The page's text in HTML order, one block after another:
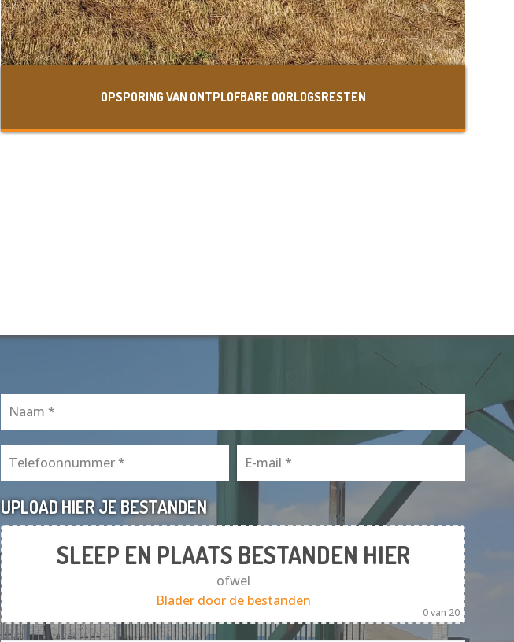
OPSPORING VAN ONTPLOFBARE OORLOGSRESTEN
UPLOAD HIER JE BESTANDEN
SLEEP EN PLAATS BESTANDEN HIER
ofwel
Blader door de bestanden
0van 20